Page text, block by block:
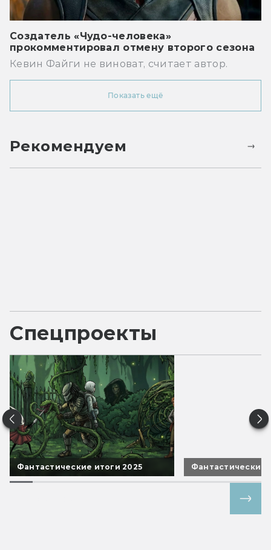
Создатель «Чудо-человека»
прокомментировал отмену второго сезона
Кевин Файги не виноват, считает автор.
Показать ещё
Рекомендуем
Спецпроекты
Фантастические итоги 2025 Фантастические